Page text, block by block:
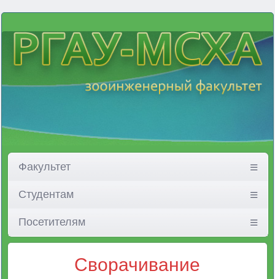
Факультет
Студентам
Посетителям
Сворачивание